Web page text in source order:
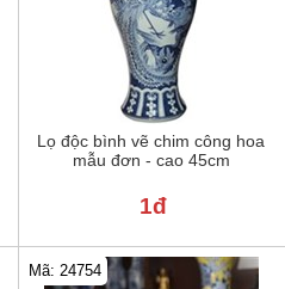
Lọ độc bình vẽ chim công hoa
mẫu đơn - cao 45cm
1đ
Mã: 24754